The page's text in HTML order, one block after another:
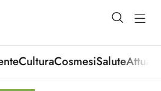
open
CulturaCosmesiSalute